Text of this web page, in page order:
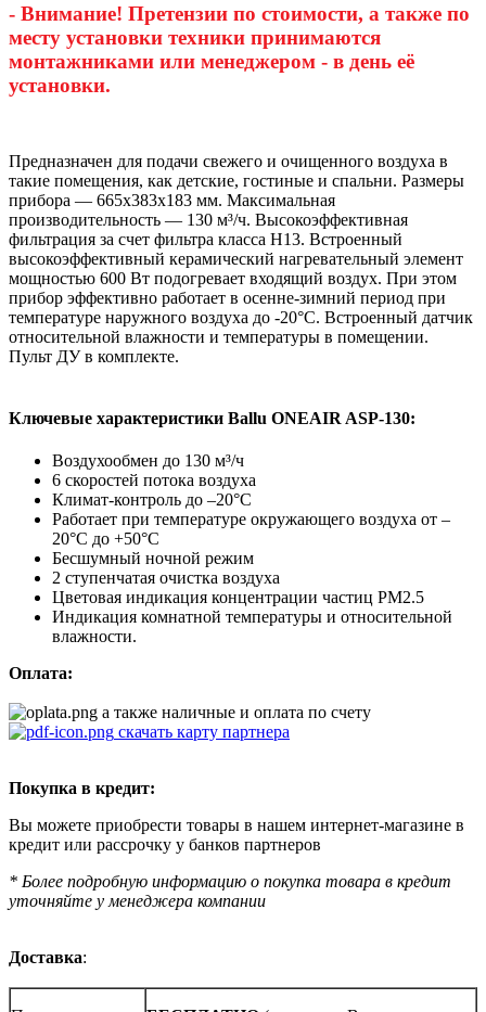
- Внимание! Претензии по стоимости, а также по
месту установки техники принимаются
монтажниками или менеджером - в день её
установки.
Предназначен для подачи свежего и очищенного воздуха в
такие помещения, как детские, гостиные и спальни. Размеры
прибора — 665х383х183 мм. Максимальная
производительность — 130 м³/ч. Высокоэффективная
фильтрация за счет фильтра класса H13. Встроенный
высокоэффективный керамический нагревательный элемент
мощностью 600 Вт подогревает входящий воздух. При этом
прибор эффективно работает в осенне-зимний период при
температуре наружного воздуха до -20°С. Встроенный датчик
относительной влажности и температуры в помещении.
Пульт ДУ в комплекте.
Ключевые характеристики Ballu ONEAIR ASP-130:
Воздухообмен до 130 м³/ч
6 скоростей потока воздуха
Климат-контроль до –20°С
Работает при температуре окружающего воздуха от –
20°С до +50°С
Бесшумный ночной режим
2 ступенчатая очистка воздуха
Цветовая индикация концентрации частиц PM2.5
Индикация комнатной температуры и относительной
влажности.
Оплата:
а также наличные и оплата по счету
скачать карту партнера
Покупка в кредит:
Вы можете приобрести товары в нашем интернет-магазине в
кредит или рассрочку у банков партнеров
* Более подробную информацию о покупка товара в кредит
уточняйте у менеджера компании
Доставка: